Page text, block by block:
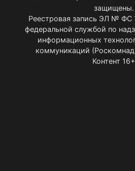
защищены.
Реестровая запись ЭЛ № ФС
федеральной службой по
информационных
коммуникаций
Контент 16+